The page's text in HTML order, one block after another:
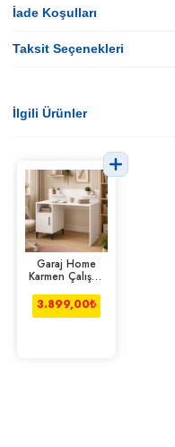
İade Koşulları
Taksit Seçenekleri
İlgili Ürünler
Garaj Home
Karmen Çalışma
3.899,00₺